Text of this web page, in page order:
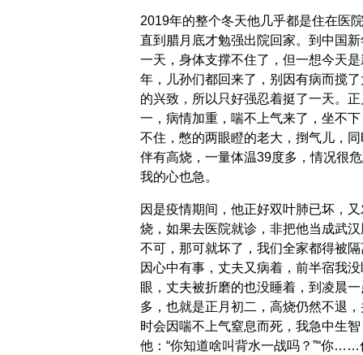
2019年的整个冬天他几乎都是住在医
直到腊月底才勉强出院回家。到中国新
一天，身体支撑不住了，但一想今天是
年，儿孙们都回来了，别因有病而搅了
的兴致，所以只好强忍着挺了一天。正
一，病情加重，喘不上气来了，坐不下
不住，憋的两眼瞪的老大，捯气儿，同
伴有高烧，一量体温39度多，情况很
我的心也急。
因是疫情期间，他正好双叶肺已坏，
烧，如果去医院就诊，非把他当成武汉
不可，那可就坏了，我们全家都得被隔
因心中有事，丈夫又病着，前半宿我
眼，丈夫被折磨的也没睡着，到凌晨一
多，也就是正月初二，高烧仍然不退，
时会因喘不上气窒息而死，我急中生智
他：“你知道啥叫背水一战吗？”“你……